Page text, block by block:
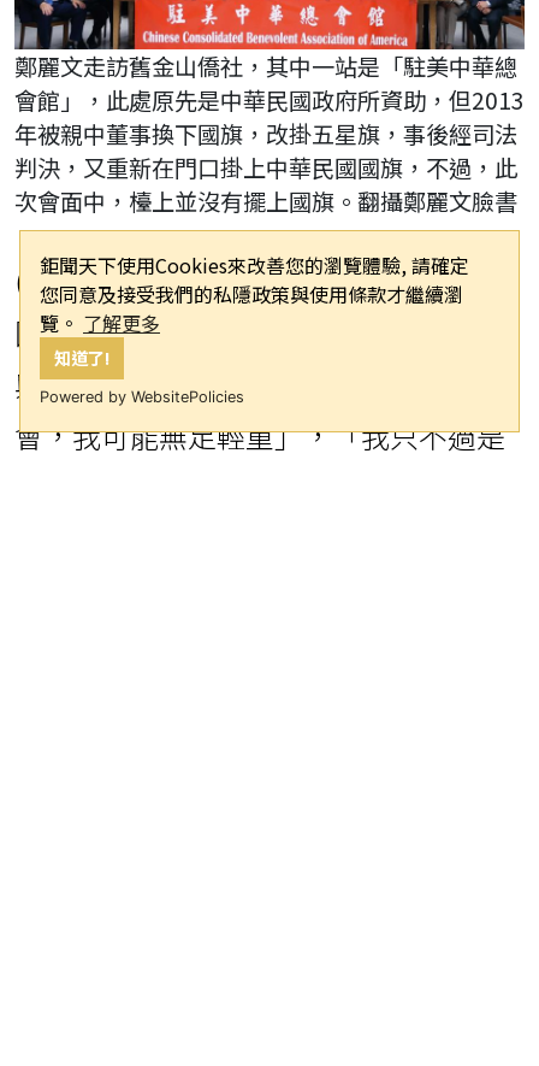
鉅聞天下使用Cookies來改善您的瀏覽體驗, 請確定
您同意及接受我們的私隱政策與使用條款才繼續瀏
覽。 了解更多
知道了!
Powered by WebsitePolicies
鄭麗文走訪舊金山僑社，其中一站是「駐美中華總
會館」，此處原先是中華民國政府所資助，但2013
年被親中董事換下國旗，改掛五星旗，事後經司法
判決，又重新在門口掛上中華民國國旗，不過，此
次會面中，檯上並沒有擺上國旗。翻攝鄭麗文臉書
(記者孫福應/綜合報導)正在美國訪問的
國民黨主席鄭麗文，在美國西岸舊金山
與僑胞晚宴時表示，「如果沒有鄭習
會，我可能無足輕重」，「我只不過是